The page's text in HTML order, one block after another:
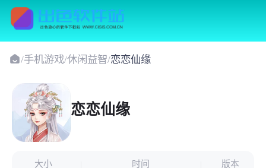
/手机游戏/休闲益智/恋恋仙缘
恋恋仙缘
大小
时间
版本